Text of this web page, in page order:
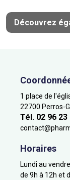
Découvrez
1 place de
22700 Perros-
Tél. 02 96 23
contact@
Horaires
Lundi au
de 9h à 12h et